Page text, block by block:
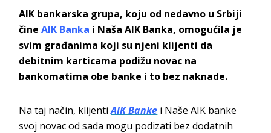
AIK bankarska grupa, koju od nedavno u Srbiji
čineAIK Banka i Naša AIK Banka, omogućila je
svim građanima koji su njeni klijenti da
debitnim karticama podižu novac na
bankomatima obe banke i to bez naknade.
Na taj način, klijentiAIK Banke i Naše AIK banke
svoj novac od sada mogu podizati bez dodatnih